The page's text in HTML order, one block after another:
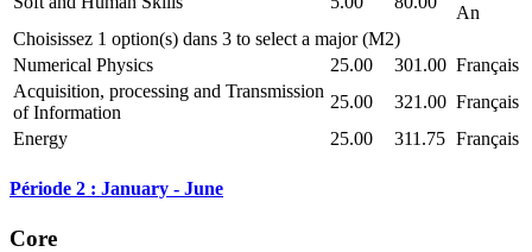
An
Choisissez 1 option(s) dans 3 to select a major (M2)
Numerical Physics
25.00 301.00 Français
Acquisition, processing and Transmission
of Information
25.00 321.00 Français
Energy
25.00 311.75 Français
Période 2 : January - June
Core